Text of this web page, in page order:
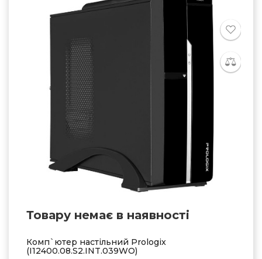
Товару немає в наявностi
Комп`ютер настільний Prologix
(I12400.08.S2.INT.039WO)